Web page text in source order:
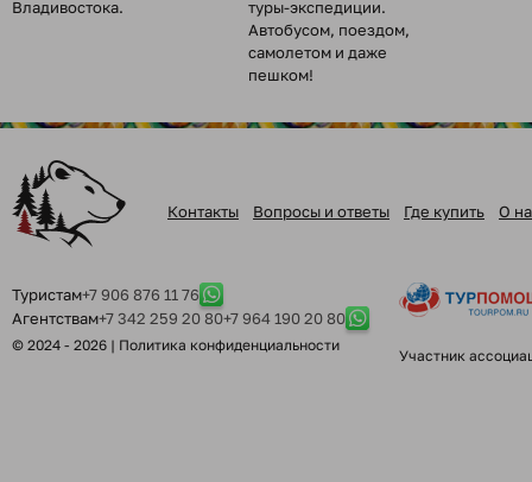
Владивостока.
туры-экспедиции.
Автобусом, поездом,
самолетом и даже
пешком!
Контакты Вопросы и ответы Где купить О
Туристам+7 906 876 11 76
Агентствам+7 342 259 20 80+7 964 190 20 80
© 2024 - 2026 | Политика конфиденциальности
Участник